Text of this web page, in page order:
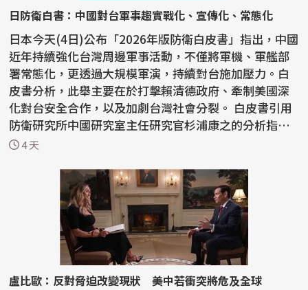
日防衛白書：中國對台軍事趨實戰化、宣傳化、常態化
日本今天(4日)公布「2026年版防衛白皮書」指出，中國
近年持續強化台灣周邊軍事活動，不僅將軍機、軍艦部
署常態化，更透過大規模軍演，持續對台施加壓力。白
皮書分析，此舉主要在於打擊賴清德政府、牽制美國深
化對台安全合作，以及加劇台灣社會分裂。 白皮書引用
防衛研究所中國研究室主任研究官杉浦康之的分析指
出，中...
4 天
盧比歐：反對脅迫改變現狀 美中若衝突將危及全球